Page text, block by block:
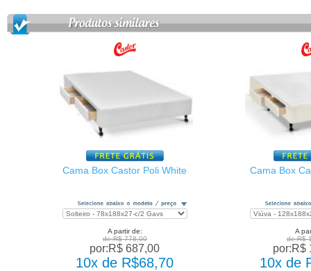
Cama Box Castor Poli White
A partir de:
de:R$ 778,00
por:R$ 687,00
10x de R$68,70
Cama Box
A
de:R$
por:R$
10x de